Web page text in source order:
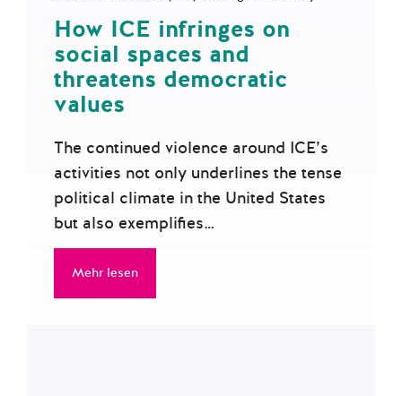
How ICE infringes on
social spaces and
threatens democratic
values
activities not only underlines the tense
political climate in the United States
but also exemplifies…